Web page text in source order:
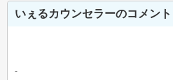
いぇるカウンセラーのコメント
-